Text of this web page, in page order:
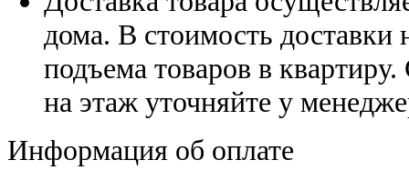
дома. В стоимость доставки
подъема товаров в
на этаж уточняйте у
Информация об оплате